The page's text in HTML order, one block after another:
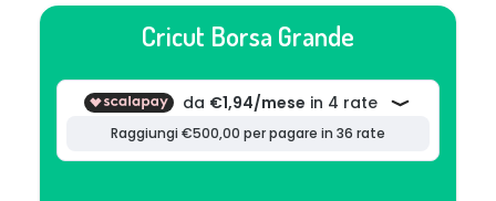
Cricut Borsa Grande